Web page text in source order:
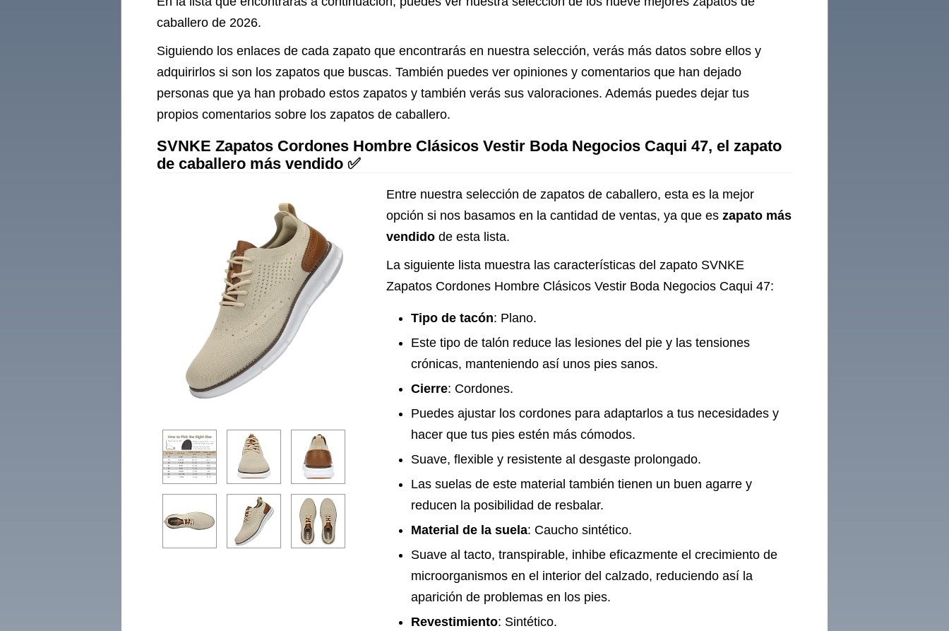
Cierre Ajustable
Cholas Zuecos Cuero
Comodas Abarcas 40
Planas Zapatillas
Casa Hebilla Talla 47
caballero de 2026.
Siguiendo los enlaces de cada zapato que encontrarás en nuestra selección, verás más datos sobre ellos y
adquirirlos si son los zapatos que buscas. También puedes ver opiniones y comentarios que han dejado
personas que ya han probado estos zapatos y también verás sus valoraciones. Además puedes dejar tus
propios comentarios sobre los zapatos de caballero.
SVNKE Zapatos Cordones Hombre Clásicos Vestir Boda Negocios Caqui 47, el zapato
de caballero más vendido ✅
Entre nuestra selección de zapatos de caballero, esta es la mejor
opción si nos basamos en la cantidad de ventas, ya que es zapato más
vendido de esta lista.
La siguiente lista muestra las características del zapato SVNKE
Zapatos Cordones Hombre Clásicos Vestir Boda Negocios Caqui 47:
Tipo de tacón: Plano.
Este tipo de talón reduce las lesiones del pie y las tensiones
crónicas, manteniendo así unos pies sanos.
Cierre: Cordones.
Puedes ajustar los cordones para adaptarlos a tus necesidades y
hacer que tus pies estén más cómodos.
Suave, flexible y resistente al desgaste prolongado.
Las suelas de este material también tienen un buen agarre y
reducen la posibilidad de resbalar.
Material de la suela: Caucho sintético.
Suave al tacto, transpirable, inhibe eficazmente el crecimiento de
microorganismos en el interior del calzado, reduciendo así la
aparición de problemas en los pies.
Revestimiento: Sintético.